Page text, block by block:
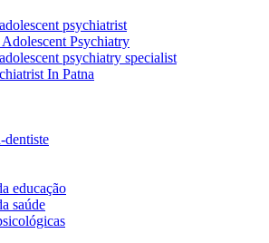
psychiatrist
Psychiatry
psychiatry specialist
In Patna
dentiste
educação
saúde